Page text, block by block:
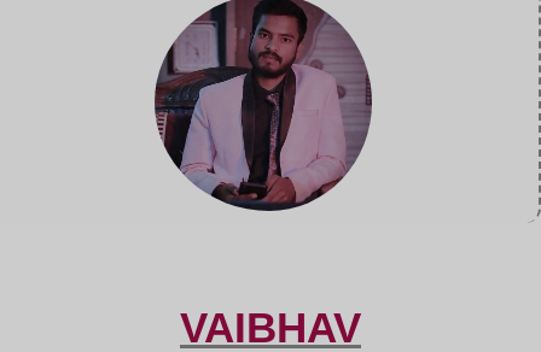
VAIBHAV